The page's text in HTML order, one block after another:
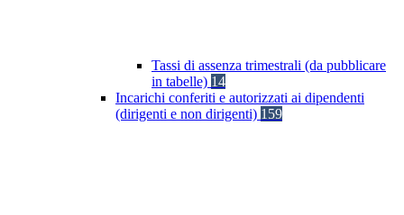
Tassi di assenza trimestrali (da pubblicare
in tabelle) 14
Incarichi conferiti e autorizzati ai dipendenti
(dirigenti e non dirigenti) 159